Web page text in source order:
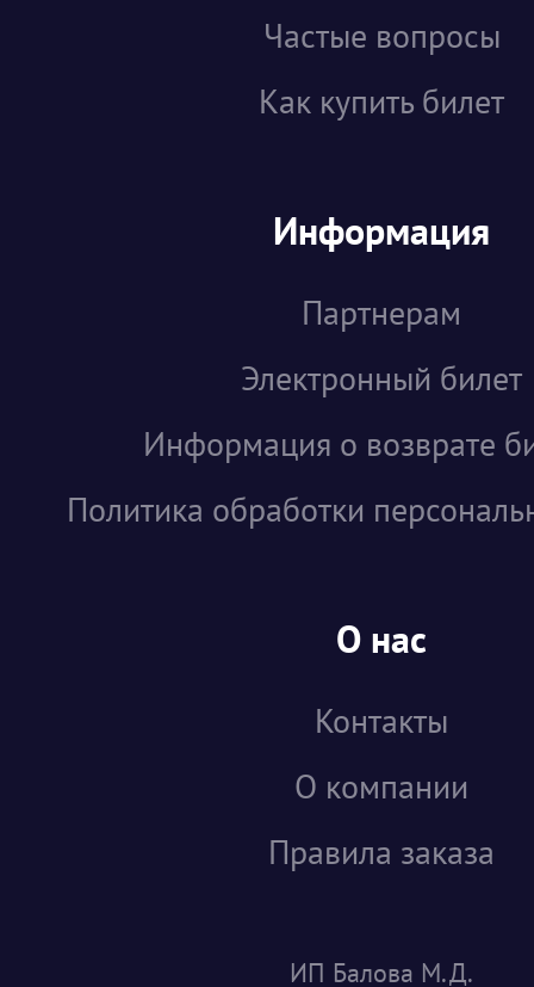
Частые вопросы
Как купить билет
Информация
Партнерам
Электронный билет
Информация о возврате
Политика обработки
О нас
Контакты
О компании
Правила заказа
ИП Балова М.Д.